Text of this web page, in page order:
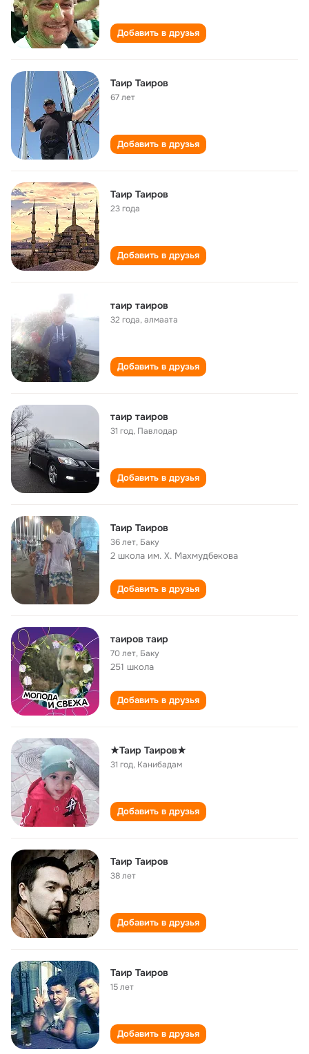
Добавить в друзья
Таир Таиров
67 лет
Добавить в друзья
Таир Таиров
23 года
Добавить в друзья
таир таиров
32 года,алмаата
Добавить в друзья
таир таиров
31 год, Павлодар
Добавить в друзья
Таир Таиров
36 лет, Баку
2 школа им. Х. Махмудбекова
Добавить в друзья
таиров таир
70 лет, Баку
251 школа
Добавить в друзья
★Таир Таиров★
31 год, Канибадам
Добавить в друзья
Таир Таиров
38 лет
Добавить в друзья
Таир Таиров
15 лет
Добавить в друзья